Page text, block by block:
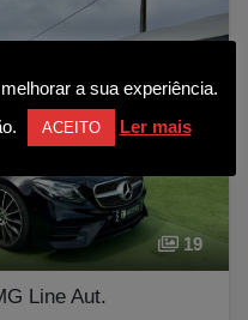
19
Line Aut.
a sua experiência.
ACEITO Ler mais